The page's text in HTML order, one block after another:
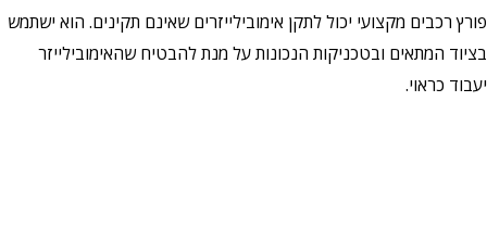
פורץ רכבים מקצועי יכול לתקן אימובילייזרים שאינם תקינים. הוא ישתמש
בציוד המתאים ובטכניקות הנכונות על מנת להבטיח שהאימובילייזר
יעבוד כראוי.